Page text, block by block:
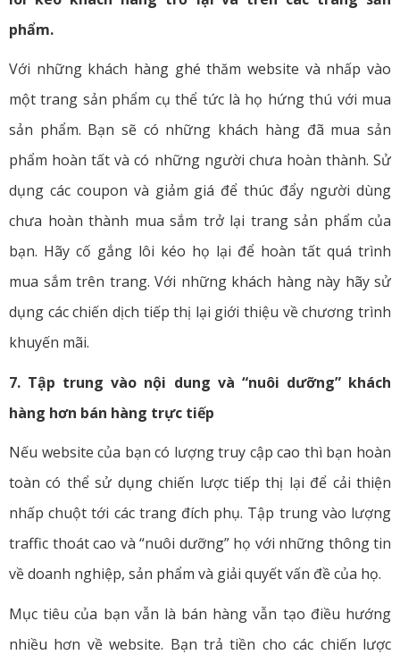
phẩm.
Với những khách hàng ghé thăm website và nhấp vào
một trang sản phẩm cụ thể tức là họ hứng thú với mua
sản phẩm. Bạn sẽ có những khách hàng đã mua sản
phẩm hoàn tất và có những người chưa hoàn thành. Sử
dụng các coupon và giảm giá để thúc đẩy người dùng
chưa hoàn thành mua sắm trở lại trang sản phẩm của
bạn. Hãy cố gắng lôi kéo họ lại để hoàn tất quá trình
mua sắm trên trang. Với những khách hàng này hãy sử
dụng các chiến dịch tiếp thị lại giới thiệu về chương trình
khuyến mãi.
7. Tập trung vào nội dung và “nuôi dưỡng” khách
hàng hơn bán hàng trực tiếp
Nếu website của bạn có lượng truy cập cao thì bạn hoàn
toàn có thể sử dụng chiến lược tiếp thị lại để cải thiện
nhấp chuột tới các trang đích phụ. Tập trung vào lượng
traffic thoát cao và “nuôi dưỡng” họ với những thông tin
về doanh nghiệp, sản phẩm và giải quyết vấn đề của họ.
Mục tiêu của bạn vẫn là bán hàng vẫn tạo điều hướng
nhiều hơn về website. Bạn trả tiền cho các chiến lược